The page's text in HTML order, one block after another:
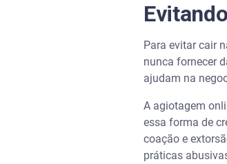
Para evitar cair
nunca fornecer
ajudam na
A agiotagem
essa forma de
coação e
práticas